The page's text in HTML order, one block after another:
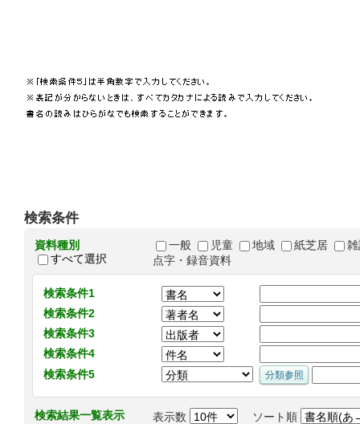
検索条件
資料種別
すべて選択
一般 児童 地域 紙芝居
点字・録音資料
検索条件1
検索条件2
検索条件3
検索条件4
検索条件5
検索結果一覧表示 表示数 ソート順